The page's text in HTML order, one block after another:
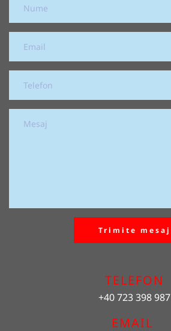
Trimite mesaj
TELEFON
+40 723 398 987
EMAIL